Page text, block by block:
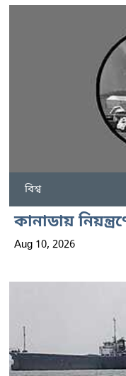
বিশ্ব
কানাডায়
Aug 10, 2026